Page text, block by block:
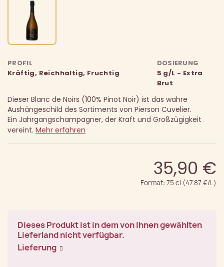
PROFIL
Kräftig, Reichhaltig, Fruchtig
DOSIERUNG
5 g/L - Extra
Brut
Dieser Blanc de Noirs (100% Pinot Noir) ist das wahre
Aushängeschild des Sortiments von Pierson Cuvelier.
Ein Jahrgangschampagner, der Kraft und Großzügigkeit
vereint. Mehr erfahren
35,90 €
Format: 75 cl (47.87 €/L)
Dieses Produkt ist in dem von Ihnen gewählten
Lieferland nicht verfügbar.
Lieferung